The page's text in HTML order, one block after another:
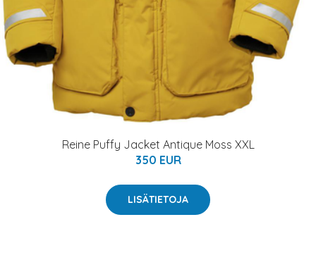
Reine Puffy Jacket Antique Moss XXL
350 EUR
LISÄTIETOJA